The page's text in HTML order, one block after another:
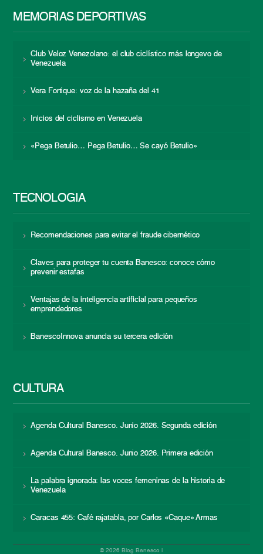
MEMORIAS DEPORTIVAS
Club Veloz Venezolano: el club ciclístico más longevo de
Venezuela
Vera Fortique: voz de la hazaña del 41
Inicios del ciclismo en Venezuela
«Pega Betulio… Pega Betulio… Se cayó Betulio»
TECNOLOGÍA
Recomendaciones para evitar el fraude cibernético
Claves para proteger tu cuenta Banesco: conoce cómo
prevenir estafas
Ventajas de la inteligencia artificial para pequeños
emprendedores
BanescoInnova anuncia su tercera edición
CULTURA
Agenda Cultural Banesco. Junio 2026. Segunda edición
Agenda Cultural Banesco. Junio 2026. Primera edición
La palabra ignorada: las voces femeninas de la historia de
Venezuela
Caracas 455: Café rajatabla, por Carlos «Caque» Armas
© 2026 Blog Banesco |